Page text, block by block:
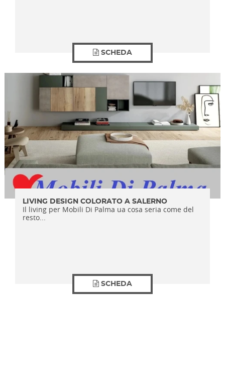
SCHEDA
LIVING DESIGN COLORATO A SALERNO
Il living per Mobili Di Palma ua cosa seria come del
resto...
SCHEDA